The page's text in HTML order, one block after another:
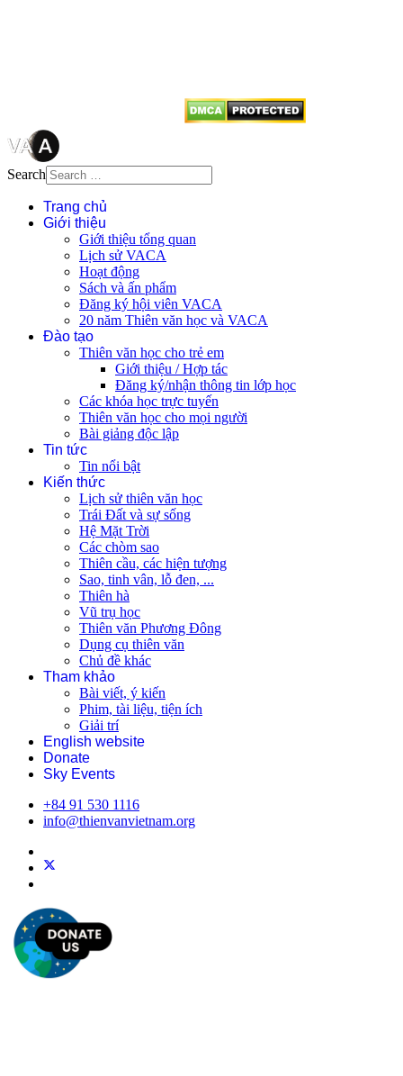
Search
Trang chủ
Giới thiệu
Giới thiệu tổng quan
Lịch sử VACA
Hoạt động
Sách và ấn phẩm
Đăng ký hội viên VACA
20 năm Thiên văn học và VACA
Đào tạo
Thiên văn học cho trẻ em
Giới thiệu / Hợp tác
Đăng ký/nhận thông tin lớp học
Các khóa học trực tuyến
Thiên văn học cho mọi người
Bài giảng độc lập
Tin tức
Tin nổi bật
Kiến thức
Lịch sử thiên văn học
Trái Đất và sự sống
Hệ Mặt Trời
Các chòm sao
Thiên cầu, các hiện tượng
Sao, tinh vân, lỗ đen, ...
Thiên hà
Vũ trụ học
Thiên văn Phương Đông
Dụng cụ thiên văn
Chủ đề khác
Tham khảo
Bài viết, ý kiến
Phim, tài liệu, tiện ích
Giải trí
English website
Donate
Sky Events
+84 91 530 1116
info@thienvanvietnam.org